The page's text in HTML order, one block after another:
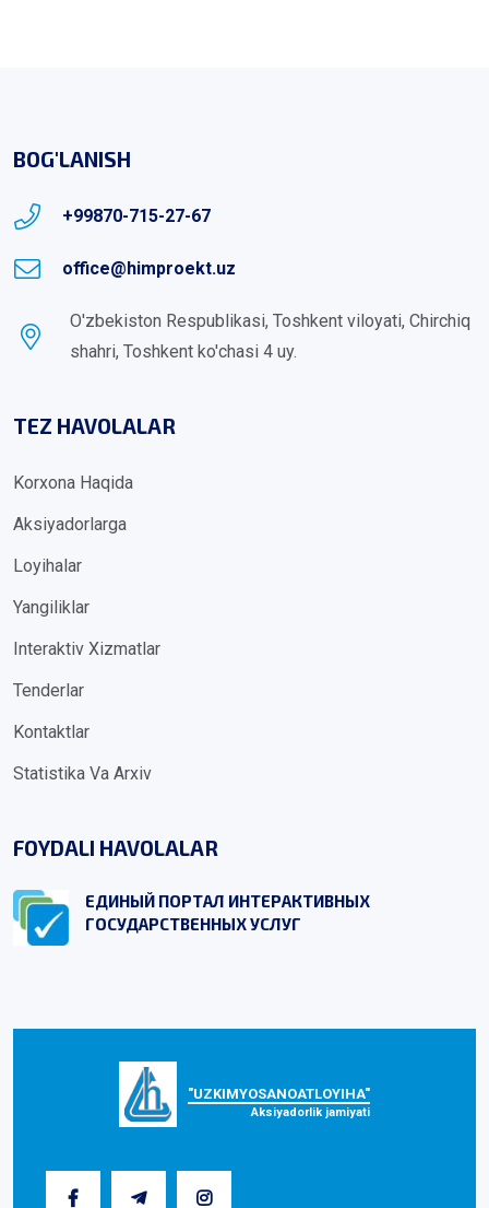
BOG'LANISH
+99870-715-27-67
office@himproekt.uz
O'zbekiston Respublikasi, Toshkent viloyati, Chirchiq
shahri, Toshkent ko'chasi 4 uy.
TEZ HAVOLALAR
Korxona Haqida
Aksiyadorlarga
Loyihalar
Yangiliklar
Interaktiv Xizmatlar
Tenderlar
Kontaktlar
Statistika Va Arxiv
FOYDALI HAVOLALAR
ЕДИНЫЙ ПОРТАЛ ИНТЕРАКТИВНЫХ
ГОСУДАРСТВЕННЫХ УСЛУГ
"UZKIMYOSANOATLOYIHA"
Aksiyadorlik jamiyati